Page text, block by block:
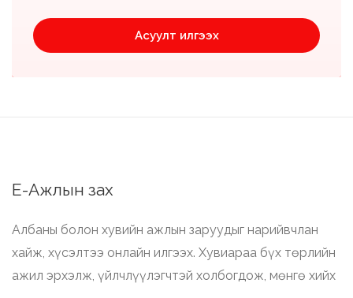
Асуулт илгээх
Е-Ажлын зах
Албаны болон хувийн ажлын заруудыг нарийвчлан
хайж, хүсэлтээ онлайн илгээх. Хувиараа бүх төрлийн
ажил эрхэлж, үйлчлүүлэгчтэй холбогдож, мөнгө хийх